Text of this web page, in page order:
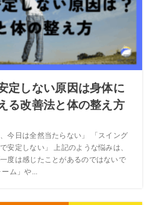
定しない原因は身体に
る改善法と体の整え方
今日は全然当たらない」 「スイング
安定しない」 上記のような悩みは、
度は感じたことがあるのではないで
ーム」や...